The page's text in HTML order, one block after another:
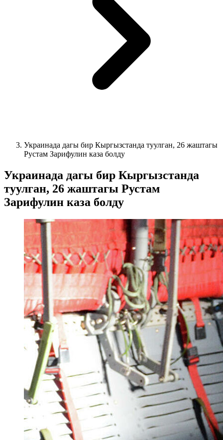
Украинада дагы бир Кыргызстанда туулган, 26 жаштагы
Рустам Зарифулин каза болду
Украинада дагы бир Кыргызстанда
туулган, 26 жаштагы Рустам
Зарифулин каза болду